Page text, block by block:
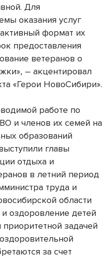
Для
оказания услуг
формат их
предоставления
ветеранов о
– акцентировал
«Герои НовоСибири».
работе по
и членов их семей на
образований
главы
отдыха и
в летний период
труда и
области
оздоровление детей
задачей
за счет